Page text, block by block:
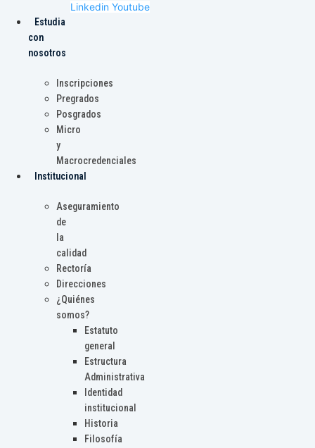
Linkedin Youtube
Estudia
con
nosotros
Inscripciones
Pregrados
Posgrados
Micro
y
Macrocredenciales
Institucional
Aseguramiento
de
la
calidad
Rectoría
Direcciones
¿Quiénes
somos?
Estatuto
general
Estructura
Administrativa
Identidad
institucional
Historia
Filosofía